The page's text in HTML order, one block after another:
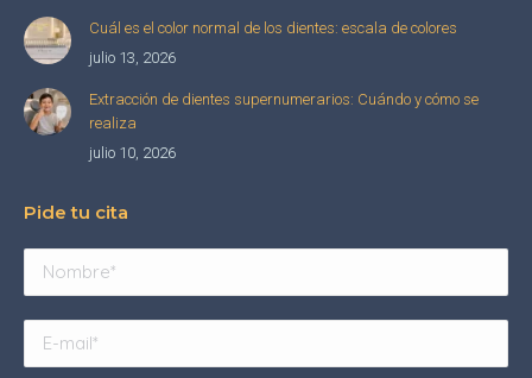
Cuál es el color normal de los dientes: escala de colores
julio 13, 2026
Extracción de dientes supernumerarios: Cuándo y cómo se
realiza
julio 10, 2026
Pide tu cita